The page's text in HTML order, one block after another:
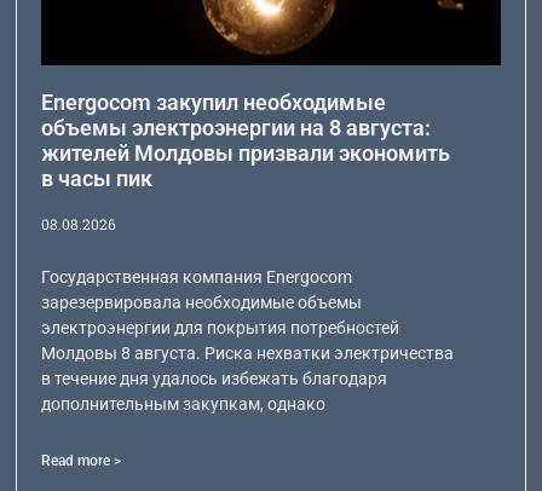
Energocom закупил необходимые
объемы электроэнергии на 8 августа:
жителей Молдовы призвали экономить
в часы пик
08.08.2026
Государственная компания Energocom
зарезервировала необходимые объемы
электроэнергии для покрытия потребностей
Молдовы 8 августа. Риска нехватки электричества
в течение дня удалось избежать благодаря
дополнительным закупкам, однако
Read more >